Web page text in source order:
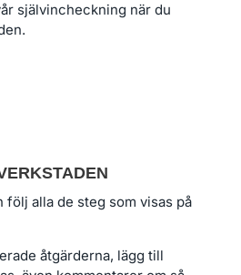
självincheckning när du
följ alla de steg som visas på
åtgärderna, lägg till